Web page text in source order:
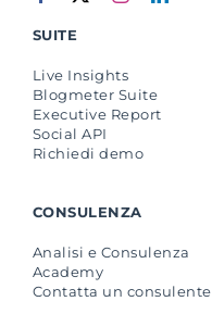
SUITE
Live Insights
Blogmeter Suite
Executive Report
Social API
Richiedi demo
CONSULENZA
Analisi e Consulenza
Academy
Contatta un consulente